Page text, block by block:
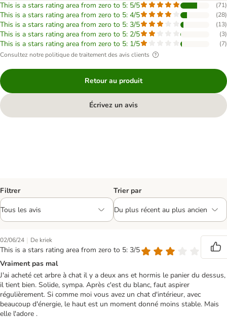
This is a stars rating area from zero to 5: 5/5 (71)
This is a stars rating area from zero to 5: 4/5 (28)
This is a stars rating area from zero to 5: 3/5 (13)
This is a stars rating area from zero to 5: 2/5 (3)
This is a stars rating area from zero to 5: 1/5 (7)
Consultez notre politique de traitement des avis clients
Retour au produit
Écrivez un avis
Filtrer Trier par
02/06/24 | De kriek
This is a stars rating area from zero to 5: 3/5
Vraiment pas mal
J'ai acheté cet arbre à chat il y a deux ans et hormis le panier du dessus,
il tient bien. Solide, sympa. Après c'est du blanc, faut aspirer
régulièrement. Si comme moi vous avez un chat d'intérieur, avec
beaucoup d'énergie, le haut est un moment donné moins stable. Mais
elle l'adore .